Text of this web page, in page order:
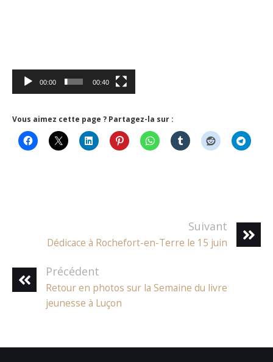
00:00 00:40
Vous aimez cette page ? Partagez-la sur :
Suivant
Dédicace à Rochefort-en-Terre le 15 juin
Précédent
Retour en photos sur la Semaine du livre
jeunesse à Luçon